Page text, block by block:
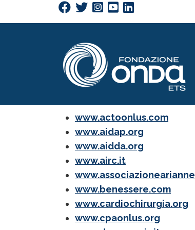
Salta al contenuto principale
www.actoonlus.com
www.aidap.org
www.aidda.org
www.airc.it
www.benessere.com
www.cardiochirurgia.org
www.cpaonlus.org